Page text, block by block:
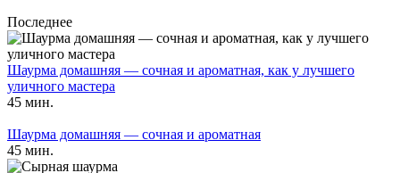
Последнее
Шаурма домашняя — сочная и ароматная, как у лучшего
уличного мастера
45 мин.
Шаурма домашняя — сочная и ароматная
45 мин.